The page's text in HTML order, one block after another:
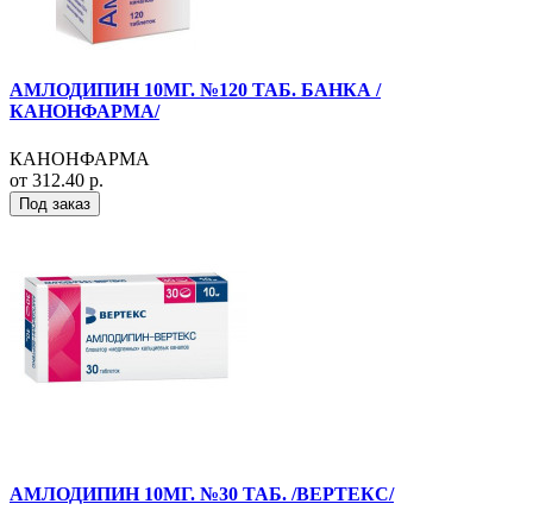
АМЛОДИПИН 10МГ. №120 ТАБ. БАНКА /
КАНОНФАРМА/
КАНОНФАРМА
от 312.40 р.
Под заказ
АМЛОДИПИН 10МГ. №30 ТАБ. /ВЕРТЕКС/